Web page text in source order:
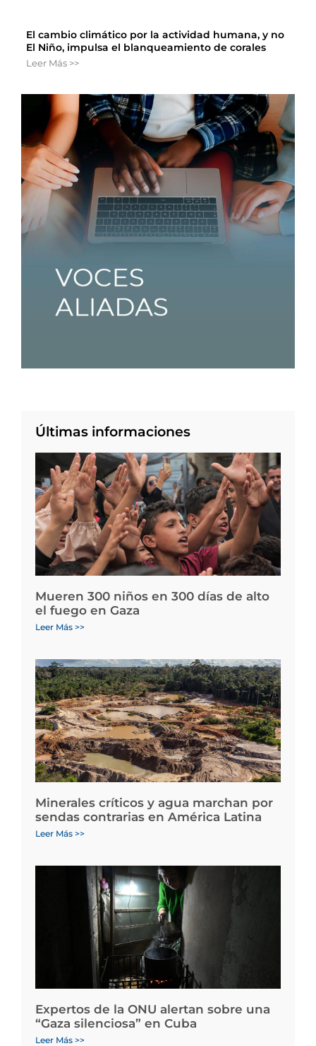
El cambio climático por la actividad humana, y no
El Niño, impulsa el blanqueamiento de corales
Leer Más >>
Últimas informaciones
Mueren 300 niños en 300 días de alto
el fuego en Gaza
Leer Más >>
Minerales críticos y agua marchan por
sendas contrarias en América Latina
Leer Más >>
Expertos de la ONU alertan sobre una
“Gaza silenciosa” en Cuba
Leer Más >>